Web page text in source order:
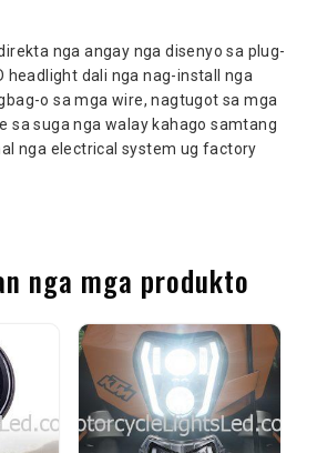
nga angay nga disenyo sa plug-
headlight dali nga nag-install nga
o sa mga wire, nagtugot sa mga
sa suga nga walay kahago samtang
nga electrical system ug factory
nga mga produkto